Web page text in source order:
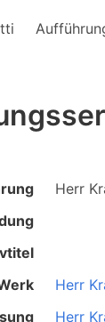
Herr
Herr
Herr